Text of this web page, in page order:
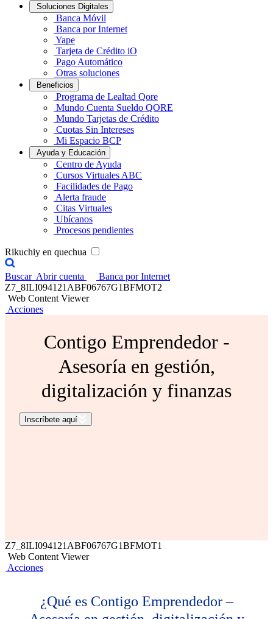
Soluciones Digitales
Banca Móvil
Banca por Internet
Yape
Tarjeta de Crédito iO
Pago Automático
Otras soluciones
Beneficios
Programa de Lealtad Qore
Mundo Cuenta Sueldo QORE
Mundo Tarjetas de Crédito
Cuotas Sin Intereses
Mi Espacio BCP
Ayuda y Educación
Centro de Ayuda
Cursos Virtuales ABC
Facilidades de Pago
Alerta fraude
Citas Virtuales
Ubícanos
Procesos pendientes
Rikuchiy en quechua
Buscar Abrir cuenta
Banca por Internet
Z7_8ILI094121ABF06767G1BFMOT2
Web Content Viewer
Acciones
Contigo Emprendedor -
Asesoría en gestión,
digitalización y finanzas
Inscríbete aquí
Z7_8ILI094121ABF06767G1BFMOT1
Web Content Viewer
Acciones
¿Qué es Contigo Emprendedor –